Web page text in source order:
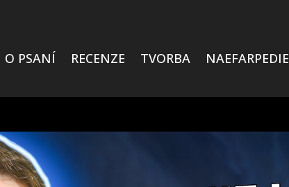
O PSANÍ RECENZE TVORBA NAEFARPEDIE